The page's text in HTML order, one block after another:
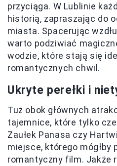
przyciąga. W Lublinie
historią, zapraszając do
miasta. Spacerując
warto podziwiać
wodzie, które stają się
romantycznych chwil.
Ukryte perełki i
Tuż obok głównych
tajemnice, które tylko
Zaułek Panasa czy
miejsce, którego mógłby
romantyczny film. Jakże